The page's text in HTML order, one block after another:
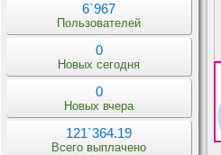
6`967
Пользователей
0
Новых сегодня
0
Новых вчера
121`364.19
Всего выплачено